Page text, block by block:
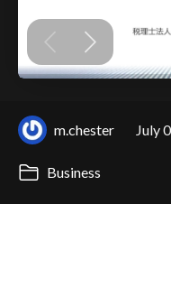
m.chester July
Business